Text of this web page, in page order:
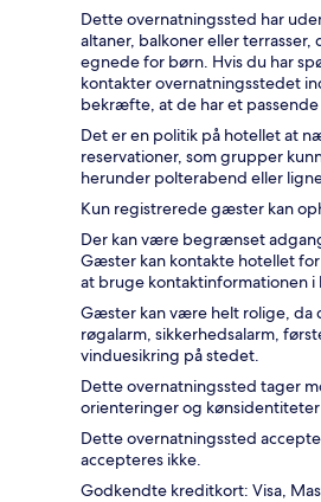
Dette overnatningssted har
altaner, balkoner eller terrasser,
egnede for børn. Hvis du har
kontakter overnatningsstedet
bekræfte, at de har et
Det er en politik på hotellet at
reservationer, som grupper
herunder polterabend eller
Kun registrerede gæster kan
Der kan være begrænset
Gæster kan kontakte hotellet
at bruge kontaktinformationen
Gæster kan være helt rolige, da
røgalarm, sikkerhedsalarm,
vinduesikring på stedet.
Dette overnatningssted tager
orienteringer og kønsidentiteter
Dette overnatningssted
accepteres ikke.
Godkendte kreditkort: Visa,